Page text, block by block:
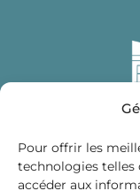
Pour offrir les
technologies telles
accéder aux